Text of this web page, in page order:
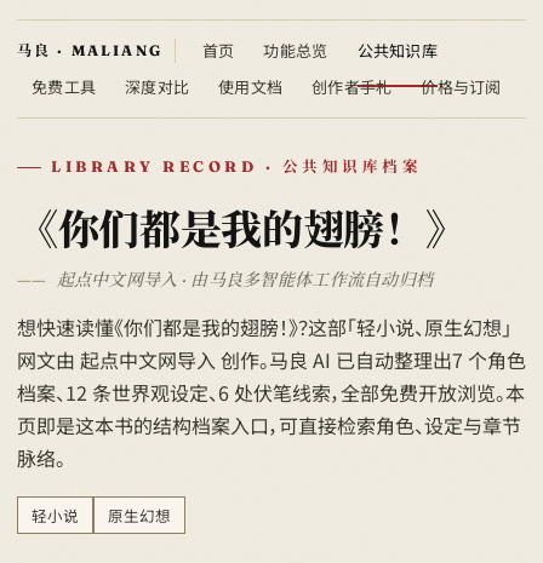
首页 功能总览
公共知识库
免费工具
深度对比 使用文档 创作者手札 价格与订阅
LIBRARY RECORD · 公共知识库档案
《你们都是我的翅膀！》
起点中文网导入 · 由马良多智能体工作流自动归档
想快速读懂《你们都是我的翅膀！》？这部「轻小说、原生幻想」
网文由 起点中文网导入 创作。马良 AI 已自动整理出7 个角色
档案、12 条世界观设定、6 处伏笔线索，全部免费开放浏览。本
页即是这本书的结构档案入口，可直接检索角色、设定与章节
脉络。
轻小说 原生幻想